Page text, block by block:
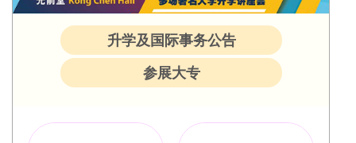
升学及国际事务公告
参展大专